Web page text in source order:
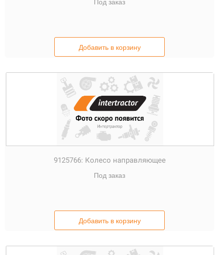
Под заказ
Добавить в корзину
9125766: Колесо направляющее
Под заказ
Добавить в корзину